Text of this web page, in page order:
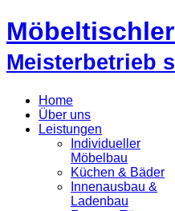
Meisterbetrieb
Home
Über uns
Leistungen
Individueller
Möbelbau
Küchen & Bäder
Innenausbau &
Ladenbau